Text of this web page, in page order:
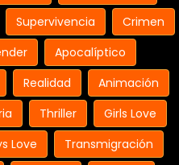
Supervivencia
Crimen
Apocalíptico
Realidad
Animación
Thriller
Girls Love
Love
Transmigración